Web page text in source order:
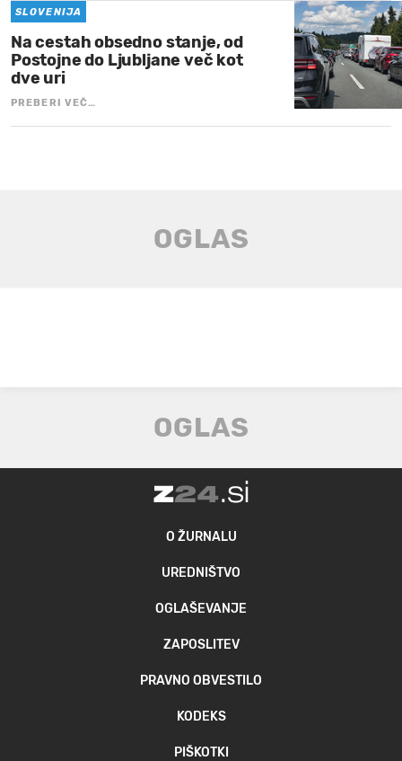
SLOVENIJA
Na cestah obsedno stanje, od
Postojne do Ljubljane več kot
dve uri
PREBERI VEČ…
O ŽURNALU
UREDNIŠTVO
OGLAŠEVANJE
ZAPOSLITEV
PRAVNO OBVESTILO
KODEKS
PIŠKOTKI